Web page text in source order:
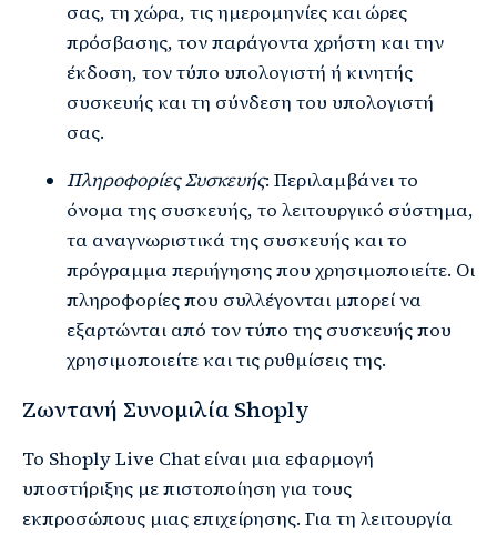
σας, τη χώρα, τις ημερομηνίες και ώρες
πρόσβασης, τον παράγοντα χρήστη και την
έκδοση, τον τύπο υπολογιστή ή κινητής
συσκευής και τη σύνδεση του υπολογιστή
σας.
Πληροφορίες Συσκευής: Περιλαμβάνει το
όνομα της συσκευής, το λειτουργικό σύστημα,
τα αναγνωριστικά της συσκευής και το
πρόγραμμα περιήγησης που χρησιμοποιείτε. Οι
πληροφορίες που συλλέγονται μπορεί να
εξαρτώνται από τον τύπο της συσκευής που
χρησιμοποιείτε και τις ρυθμίσεις της.
Ζωντανή Συνομιλία Shoply
Το Shoply Live Chat είναι μια εφαρμογή
υποστήριξης με πιστοποίηση για τους
εκπροσώπους μιας επιχείρησης. Για τη λειτουργία